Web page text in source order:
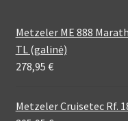
Metzeler ME 888
TL (galinė)
278,95 €
Metzeler Cruisetec Rf.